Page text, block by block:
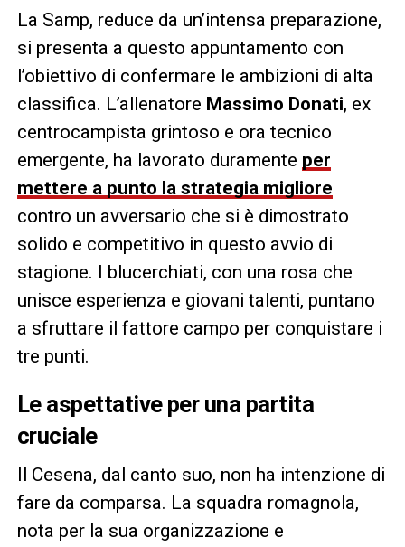
La Samp, reduce da un’intensa preparazione,
si presenta a questo appuntamento con
l’obiettivo di confermare le ambizioni di alta
classifica. L’allenatore Massimo Donati, ex
centrocampista grintoso e ora tecnico
emergente, ha lavorato duramente per
mettere a punto la strategia migliore
contro un avversario che si è dimostrato
solido e competitivo in questo avvio di
stagione. I blucerchiati, con una rosa che
unisce esperienza e giovani talenti, puntano
a sfruttare il fattore campo per conquistare i
tre punti.
Le aspettative per una partita
cruciale
Il Cesena, dal canto suo, non ha intenzione di
fare da comparsa. La squadra romagnola,
nota per la sua organizzazione e